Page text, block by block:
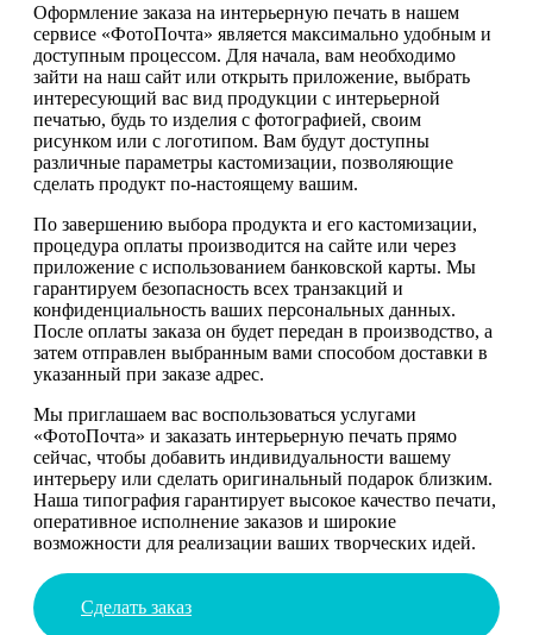
Оформление заказа на интерьерную печать в нашем
сервисе «ФотоПочта» является максимально удобным и
доступным процессом. Для начала, вам необходимо
зайти на наш сайт или открыть приложение, выбрать
интересующий вас вид продукции с интерьерной
печатью, будь то изделия с фотографией, своим
рисунком или с логотипом. Вам будут доступны
различные параметры кастомизации, позволяющие
сделать продукт по-настоящему вашим.
По завершению выбора продукта и его кастомизации,
процедура оплаты производится на сайте или через
приложение с использованием банковской карты. Мы
гарантируем безопасность всех транзакций и
конфиденциальность ваших персональных данных.
После оплаты заказа он будет передан в производство, а
затем отправлен выбранным вами способом доставки в
указанный при заказе адрес.
Мы приглашаем вас воспользоваться услугами
«ФотоПочта» и заказать интерьерную печать прямо
сейчас, чтобы добавить индивидуальности вашему
интерьеру или сделать оригинальный подарок близким.
Наша типография гарантирует высокое качество печати,
оперативное исполнение заказов и широкие
возможности для реализации ваших творческих идей.
Сделать заказ